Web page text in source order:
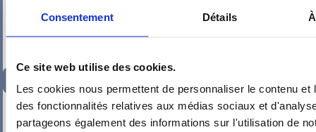
Consentement Détails
Ce site web utilise des cookies.
Les cookies nous permettent de personnaliser le contenu et
des fonctionnalités relatives aux médias sociaux et
partageons également des informations sur l'utilisation de
- +